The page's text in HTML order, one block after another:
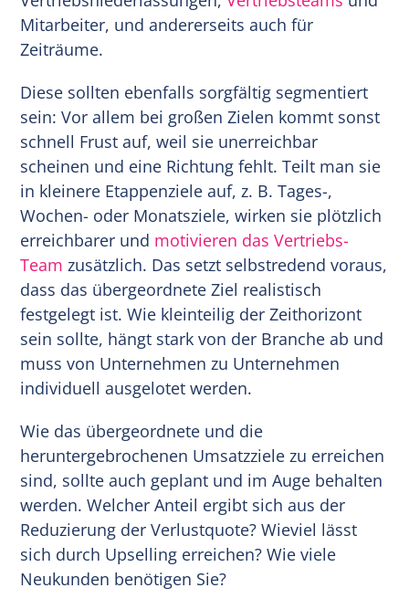
Mitarbeiter, und andererseits auch für
Zeiträume.
Diese sollten ebenfalls sorgfältig segmentiert
sein: Vor allem bei großen Zielen kommt sonst
schnell Frust auf, weil sie unerreichbar
scheinen und eine Richtung fehlt. Teilt man sie
in kleinere Etappenziele auf, z. B. Tages-,
Wochen- oder Monatsziele, wirken sie plötzlich
erreichbarer und motivieren das Vertriebs-
Team zusätzlich. Das setzt selbstredend voraus,
dass das übergeordnete Ziel realistisch
festgelegt ist. Wie kleinteilig der Zeithorizont
sein sollte, hängt stark von der Branche ab und
muss von Unternehmen zu Unternehmen
individuell ausgelotet werden.
Wie das übergeordnete und die
heruntergebrochenen Umsatzziele zu erreichen
sind, sollte auch geplant und im Auge behalten
werden. Welcher Anteil ergibt sich aus der
Reduzierung der Verlustquote? Wieviel lässt
sich durch Upselling erreichen? Wie viele
Neukunden benötigen Sie?